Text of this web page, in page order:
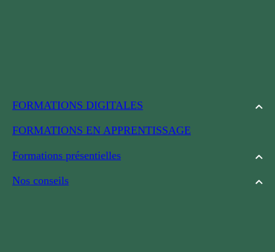
FORMATIONS DIGITALES
FORMATIONS EN APPRENTISSAGE
Formations présentielles
Nos conseils